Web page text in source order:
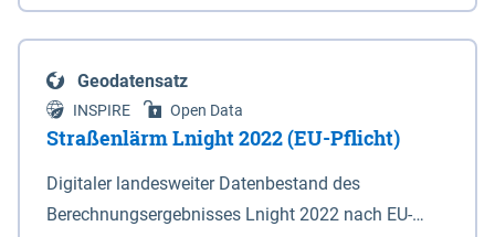
projizierte Koordinaten im Europäischen
Terrestrischen Referenzsystem 1989 (ETRS 89) mit
der Universalen Transversalen Mercator-Abbildung
bezogen auf die Zone 32 N (UTM 32N) dargestellt
(Anlage 4); Gleiches gilt für die geografischen
Geodatensatz
INSPIRE Open Data
Straßenlärm Lnight 2022 (EU-Pflicht)
Digitaler landesweiter Datenbestand des
Berechnungsergebnisses Lnight 2022 nach EU-